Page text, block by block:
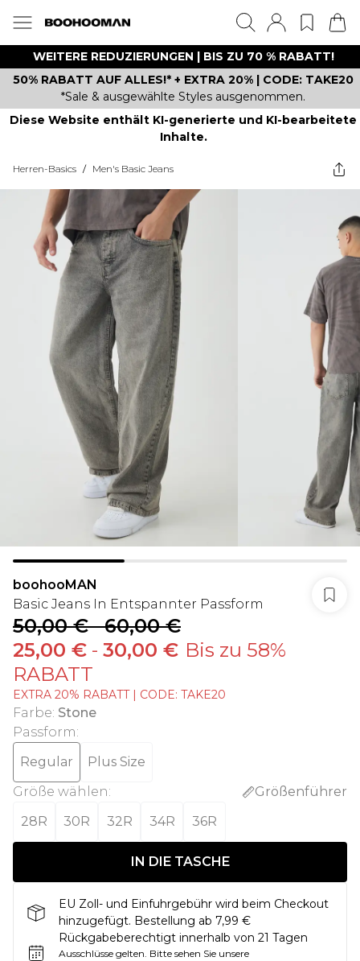
WEITERE REDUZIERUNGEN | BIS ZU 70 % RABATT!
50% RABATT AUF ALLES!* + EXTRA 20% | CODE: TAKE20
*Sale & ausgewählte Styles ausgenommen.
Diese Website enthält KI-generierte und KI-bearbeitete
Inhalte.
Herren-Basics / Men's Basic Jeans
boohooMAN
Basic Jeans In Entspannter Passform
50,00 €-60,00 €
25,00 € - 30,00 € Bis zu 58%
RABATT
EXTRA 20% RABATT | CODE: TAKE20
Farbe: Stone
Passform:
Regular
Plus Size
Größe wählen:
Größenführer
28R
30R 32R 34R 36R
IN DIE TASCHE
EU Zoll- und Einfuhrgebühr wird beim Checkout
hinzugefügt. Bestellung ab 7,99 €
Rückgabeberechtigt innerhalb von 21 Tagen
Ausschlüsse gelten. Bitte sehen Sie unsere